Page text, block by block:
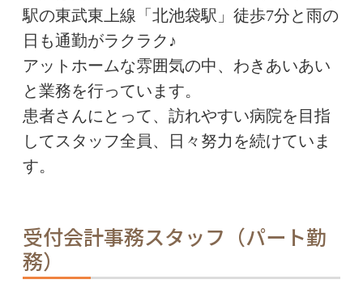
駅の東武東上線「北池袋駅」徒歩7分と雨の
日も通勤がラクラク♪
アットホームな雰囲気の中、わきあいあい
と業務を行っています。
患者さんにとって、訪れやすい病院を目指
してスタッフ全員、日々努力を続けていま
す。
受付会計事務スタッフ（パート勤
務）